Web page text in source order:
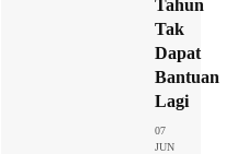
Tahun
Tak
Dapat
Bantuan
Lagi
07
JUN